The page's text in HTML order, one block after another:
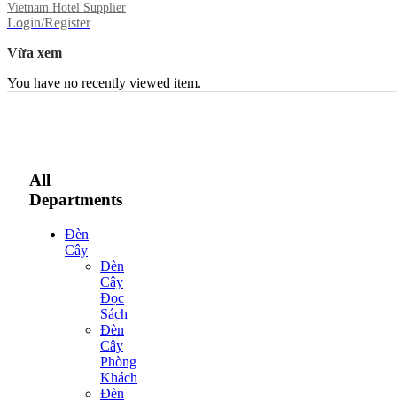
Vietnam Hotel Supplier
Login/Register
Vừa xem
You have no recently viewed item.
All
Departments
Đèn
Cây
Đèn
Cây
Đọc
Sách
Đèn
Cây
Phòng
Khách
Đèn